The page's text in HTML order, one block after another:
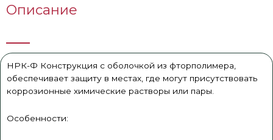
Описание
НРК-Ф Конструкция с оболочкой из фторполимера,
обеспечивает защиту в местах, где могут присутствовать
коррозионные химические растворы или пары.
Особенности: